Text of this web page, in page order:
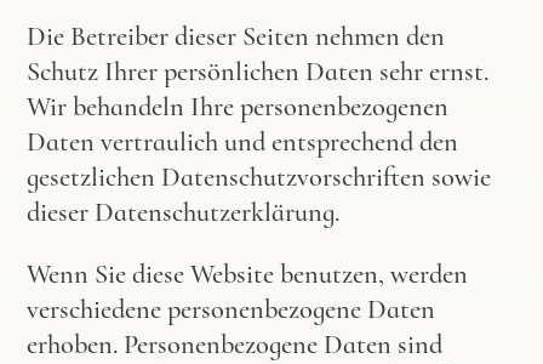
Die Betreiber dieser Seiten nehmen den
Schutz Ihrer persönlichen Daten sehr ernst.
Wir behandeln Ihre personenbezogenen
Daten vertraulich und entsprechend den
gesetzlichen Datenschutzvorschriften sowie
dieser Datenschutzerklärung.
Wenn Sie diese Website benutzen, werden
verschiedene personenbezogene Daten
erhoben. Personenbezogene Daten sind